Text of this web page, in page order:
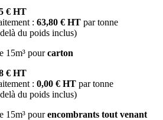
€ HT
: 63,80 € HT par tonne
du poids inclus)
15m³ pourcarton
€ HT
: 0,00 € HT par tonne
du poids inclus)
15m³ pourencombrants tout venant